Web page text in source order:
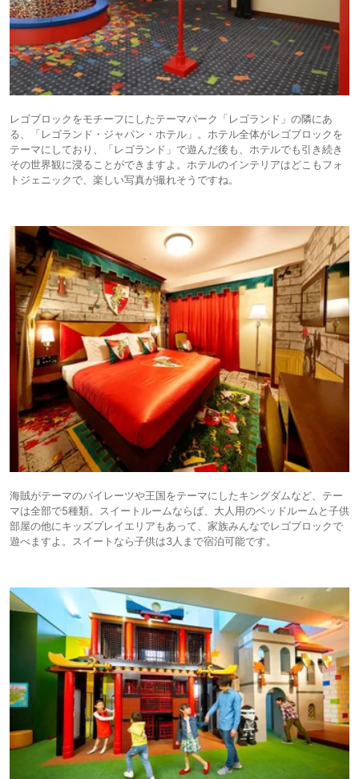
レゴブロックをモチーフにしたテーマパーク「レゴランド」の隣にあ
る、「レゴランド・ジャパン・ホテル」。ホテル全体がレゴブロックを
テーマにしており、「レゴランド」で遊んだ後も、ホテルでも引き続き
その世界観に浸ることができますよ。ホテルのインテリアはどこもフォ
トジェニックで、楽しい写真が撮れそうですね。
海賊がテーマのパイレーツや王国をテーマにしたキングダムなど、テー
マは全部で5種類。スイートルームならば、大人用のベッドルームと子供
部屋の他にキッズプレイエリアもあって、家族みんなでレゴブロックで
遊べますよ。スイートなら子供は3人まで宿泊可能です。